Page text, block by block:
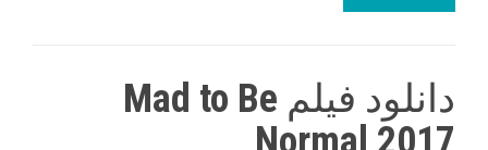
دانلود فیلم Mad to Be